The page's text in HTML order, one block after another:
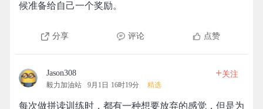
候准备给自己一个奖励。
分享 评论 点赞
Jason308
毅力加油站 9月1日 16时19分 精选
+关注
每次做拼读训练时，都有一种想要放弃的感觉，但是为